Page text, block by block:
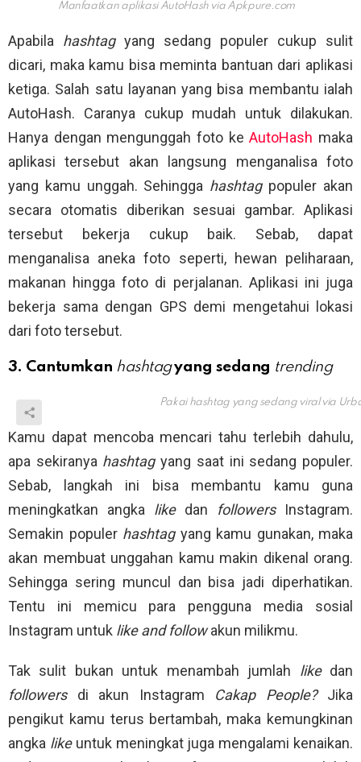
Manfaatkan aplikasi AutoHash via Apkpure.com
Apabila hashtag yang sedang populer cukup sulit
dicari, maka kamu bisa meminta bantuan dari aplikasi
ketiga. Salah satu layanan yang bisa membantu ialah
AutoHash. Caranya cukup mudah untuk dilakukan.
Hanya dengan mengunggah foto keAutoHash maka
aplikasi tersebut akan langsung menganalisa foto
yang kamu unggah. Sehingga hashtag populer akan
secara otomatis diberikan sesuai gambar. Aplikasi
tersebut bekerja cukup baik. Sebab, dapat
menganalisa aneka foto seperti, hewan peliharaan,
makanan hingga foto di perjalanan. Aplikasi ini juga
bekerja sama dengan GPS demi mengetahui lokasi
dari foto tersebut.
3. Cantumkan hashtagyang sedang trending
Pakai hashtag yang sedang viral via
Kamu dapat mencoba mencari tahu terlebih dahulu,
apa sekiranya hashtagyang saat ini sedang populer.
Sebab, langkah ini bisa membantu kamu guna
meningkatkan angka like dan followers Instagram.
Semakin populer hashtagyang kamu gunakan, maka
akan membuat unggahan kamu makin dikenal orang.
Sehingga sering muncul dan bisa jadi diperhatikan.
Tentu ini memicu para pengguna media sosial
Instagram untuk like and followakun milikmu.
Tak sulit bukan untuk menambah jumlah like dan
followers di akun Instagram Cakap People? Jika
pengikut kamu terus bertambah, maka kemungkinan
angka like untuk meningkat juga mengalami kenaikan.